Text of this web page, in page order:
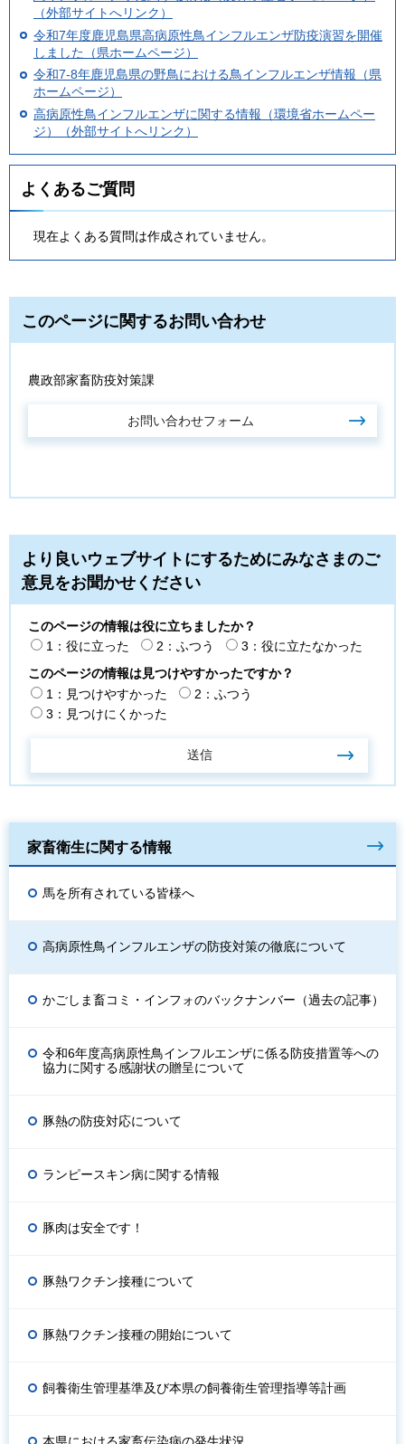
（外部サイトへリンク）
令和7年度鹿児島県高病原性鳥インフルエンザ防疫演習を開催
しました（県ホームページ）
令和7-8年鹿児島県の野鳥における鳥インフルエンザ情報（県
ホームページ）
高病原性鳥インフルエンザに関する情報（環境省ホームペー
ジ）（外部サイトへリンク）
よくあるご質問
現在よくある質問は作成されていません。
このページに関するお問い合わせ
農政部家畜防疫対策課
より良いウェブサイトにするためにみなさまのご
意見をお聞かせください
このページの情報は役に立ちましたか？
1：役に立った
2：ふつう
3：役に立たなかった
このページの情報は見つけやすかったですか？
1：見つけやすかった
2：ふつう
3：見つけにくかった
家畜衛生に関する情報
馬を所有されている皆様へ
高病原性鳥インフルエンザの防疫対策の徹底について
かごしま畜コミ・インフォのバックナンバー（過去の記事）
令和6年度高病原性鳥インフルエンザに係る防疫措置等への
協力に関する感謝状の贈呈について
豚熱の防疫対応について
ランピースキン病に関する情報
豚肉は安全です！
豚熱ワクチン接種について
豚熱ワクチン接種の開始について
飼養衛生管理基準及び本県の飼養衛生管理指導等計画